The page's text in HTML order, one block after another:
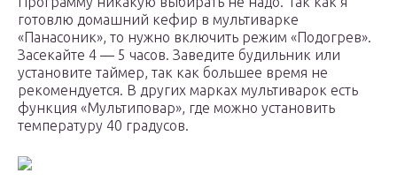
готовлю домашний кефир в мультиварке
«Панасоник», то нужно включить режим «Подогрев».
Засекайте 4 — 5 часов. Заведите будильник или
установите таймер, так как большее время не
рекомендуется. В других марках мультиварок есть
функция «Мультиповар», где можно установить
температуру 40 градусов.